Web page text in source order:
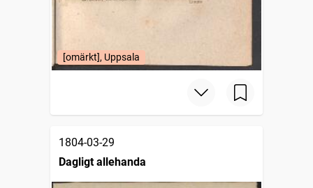
[omärkt], Uppsala
1804-03-29
Dagligt allehanda